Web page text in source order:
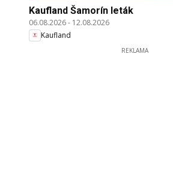
Kaufland Šamorín leták
06.08.2026- 12.08.2026
Kaufland
REKLAMA